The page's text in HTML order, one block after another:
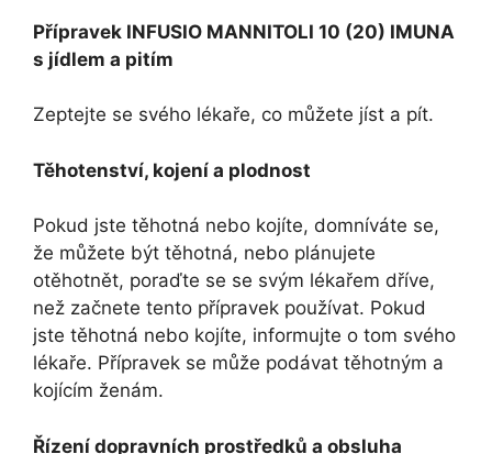
Přípravek INFUSIO MANNITOLI 10 (20) IMUNA
s jídlem a pitím
Zeptejte se svého lékaře, co můžete jíst a pít.
Těhotenství, kojení a plodnost
Pokud jste těhotná nebo kojíte, domníváte se,
že můžete být těhotná, nebo plánujete
otěhotnět, poraďte se se svým lékařem dříve,
než začnete tento přípravek používat. Pokud
jste těhotná nebo kojíte, informujte o tom svého
lékaře. Přípravek se může podávat těhotným a
kojícím ženám.
Řízení dopravních prostředků a obsluha